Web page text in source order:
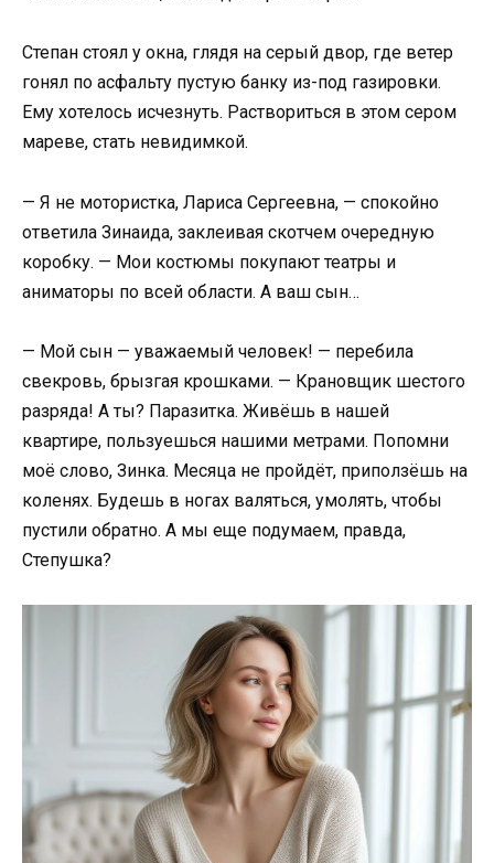
Степан стоял у окна, глядя на серый двор, где ветер
гонял по асфальту пустую банку из-под газировки.
Ему хотелось исчезнуть. Раствориться в этом сером
мареве, стать невидимкой.
— Я не мотористка, Лариса Сергеевна, — спокойно
ответила Зинаида, заклеивая скотчем очередную
коробку. — Мои костюмы покупают театры и
аниматоры по всей области. А ваш сын…
— Мой сын — уважаемый человек! — перебила
свекровь, брызгая крошками. — Крановщик шестого
разряда! А ты? Паразитка. Живёшь в нашей
квартире, пользуешься нашими метрами. Попомни
моё слово, Зинка. Месяца не пройдёт, приползёшь на
коленях. Будешь в ногах валяться, умолять, чтобы
пустили обратно. А мы еще подумаем, правда,
Степушка?